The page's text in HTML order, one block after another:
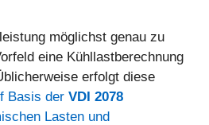
möglichst genau zu
eine Kühllastberechnung
erfolgt diese
Basis der VDI 2078
Lasten und